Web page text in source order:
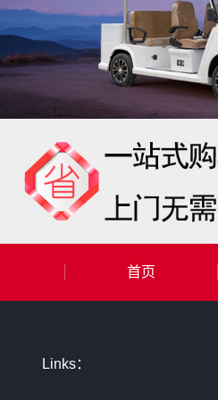
首页
Links：